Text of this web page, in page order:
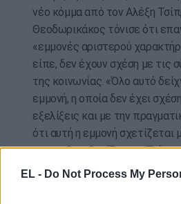
EL - Do Not Process My
νέο κόμμα από τον Αλέξη
Θεοδωρικάκος τόνισε ότι
«εμμονές αριστερού
είπε, δεν έχουν σχέση με τις
της κοινωνίας. «Όλο αυτό
εμμονή, η οποία δεν έχει
εξελίξεις και με την
ότι αυτή η εμμονή σχετίζεται
να μην ξεκαθαρίζει ο κ.
το παρελθόν του. Θα πρέπει